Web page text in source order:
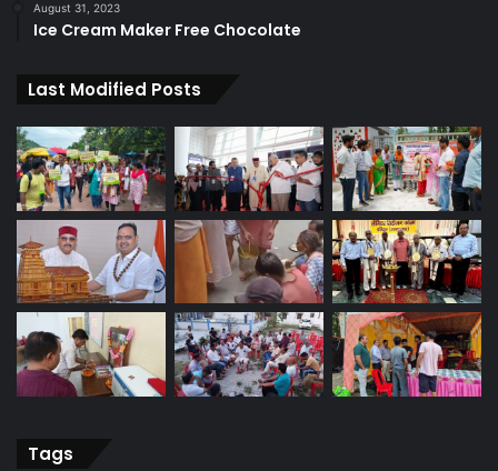
August 31, 2023
Ice Cream Maker Free Chocolate
Last Modified Posts
Tags